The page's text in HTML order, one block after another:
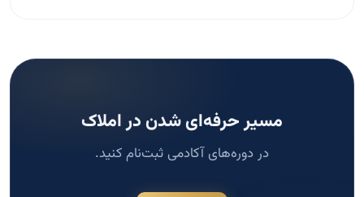
مسیر حرفه‌ای شدن در املاک
در دوره‌های آکادمی ثبت‌نام کنید.